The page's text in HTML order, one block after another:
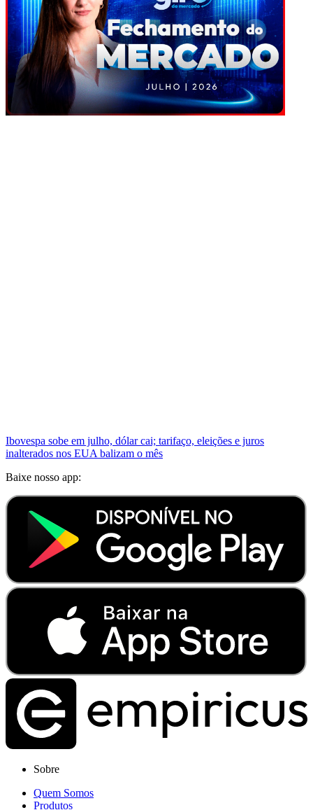
Ibovespa sobe em julho, dólar cai; tarifaço, eleições e juros
inalterados nos EUA balizam o mês
Baixe nosso app:
Sobre
Quem Somos
Produtos